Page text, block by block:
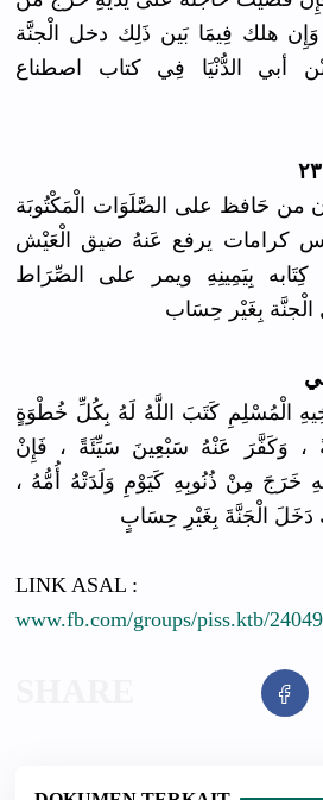
وَإِن هلك فِيمَا بَين ذَلِك دخل الْجنَّة
أبي الدُّنْيَا فِي كتاب اصطناع
من حَافظ على الصَّلَوَات الْمَكْتُوبَة
كرامات يرفع عَنهُ ضيق الْعَيْش
بِيَمِينِهِ ويمر على الصِّرَاط
بِغَيْر حِسَاب
الْمُسْلِمِ كَتَبَ اللَّهُ لَهُ بِكُلِّ خُطْوَةٍ
، وَكَفَّرَ عَنْهُ سَبْعِينَ سَيِّئَةً ، فَإِنْ
خَرَجَ مِنْ ذُنُوبِهِ كَيَوْمِ وَلَدَتْهُ أُمُّهُ ،
الْجَنَّةَ بِغَيْرِ حِسَابٍ
LINK ASAL :
www.fb.com/groups/piss.ktb/